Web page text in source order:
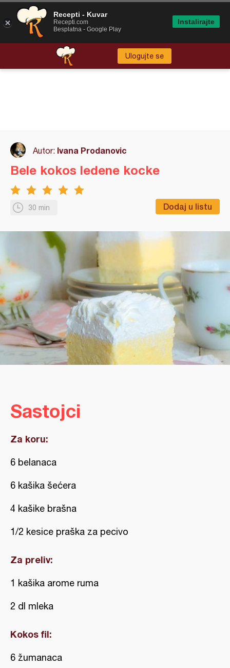
Ulogujte se
Autor: Ivana Prodanovic
30 min Dodaj u listu
Bele kokos ledene kocke
Sastojci
Za koru:
6 belanaca
6 kašika šećera
4 kašike brašna
1/2 kesice praška za pecivo
Za preliv:
1 kašika arome ruma
2 dl mleka
Kokos fil:
6 žumanaca
Recepti - Kuvar
Recepti.com
Besplatna - Google Play
Instalirajte